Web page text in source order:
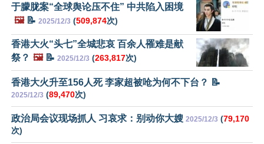
于朦胧案“全球舆论压不住” 中共陷入困境
🖼️📝 2025/12/3 (509,874次)
香港大火“头七”全城悲哀 百余人罹难是献
祭？ 🖼️📝 2025/12/3 (263,817次)
香港大火升至156人死 李家超被呛为何不下台？ 📝
2025/12/3 (89,470次)
政治局会议现场抓人 习哀求：别动你大嫂 2025/12/3 (79,170
次)